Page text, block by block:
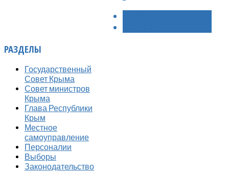
РАЗДЕЛЫ
Государственный
Совет Крыма
Совет министров
Крыма
Глава Республики
Крым
Местное
самоуправление
Персоналии
Выборы
Законодательство